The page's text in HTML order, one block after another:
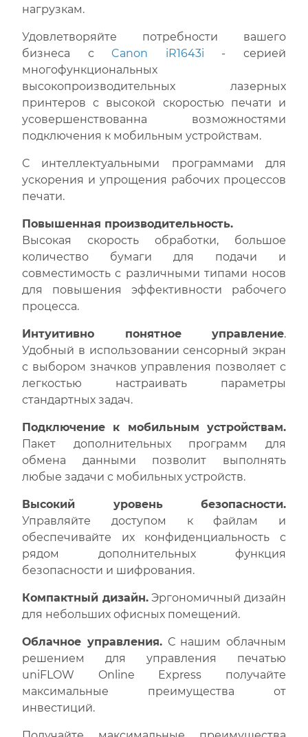
нагрузкам.
Удовлетворяйте потребности вашего
бизнеса сCanon iR1643i - серией
многофункциональных
высокопроизводительных лазерных
принтеров с высокой скоростью печати и
усовершенствованна возможностями
подключения к мобильным устройствам.
С интеллектуальными программами для
ускорения и упрощения рабочих процессов
печати.
Повышенная производительность.
Высокая скорость обработки, большое
количество бумаги для подачи и
совместимость с различными типами носов
для повышения эффективности рабочего
процесса.
Интуитивно понятное управление.
Удобный в использовании сенсорный экран
с выбором значков управления позволяет с
легкостью настраивать параметры
стандартных задач.
Подключение к мобильным устройствам.
Пакет дополнительных программ для
обмена данными позволит выполнять
любые задачи с мобильных устройств.
Высокий уровень безопасности.
Управляйте доступом к файлам и
обеспечивайте их конфиденциальность с
рядом дополнительных функция
безопасности и шифрования.
Компактный дизайн.Эргономичный дизайн
для небольших офисных помещений.
Облачное управления.С нашим облачным
решением для управления печатью
uniFLOW Online Express получайте
максимальные преимущества от
инвестиций.